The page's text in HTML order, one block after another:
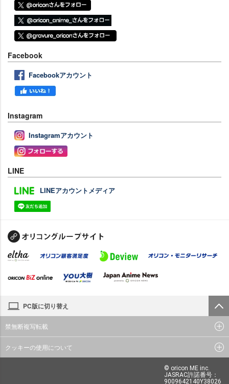
Facebook
Facebookアカウント
Instagram
Instagramアカウント
LINE
LINEアカウントメディア
PC版に切り替え
禁無断複写転載
クッキーの使用について
© oricon ME inc.
JASRAC許諾番号：
9009642140Y38026